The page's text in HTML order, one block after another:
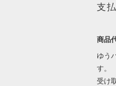
支
商品
ゆう
す。
受け